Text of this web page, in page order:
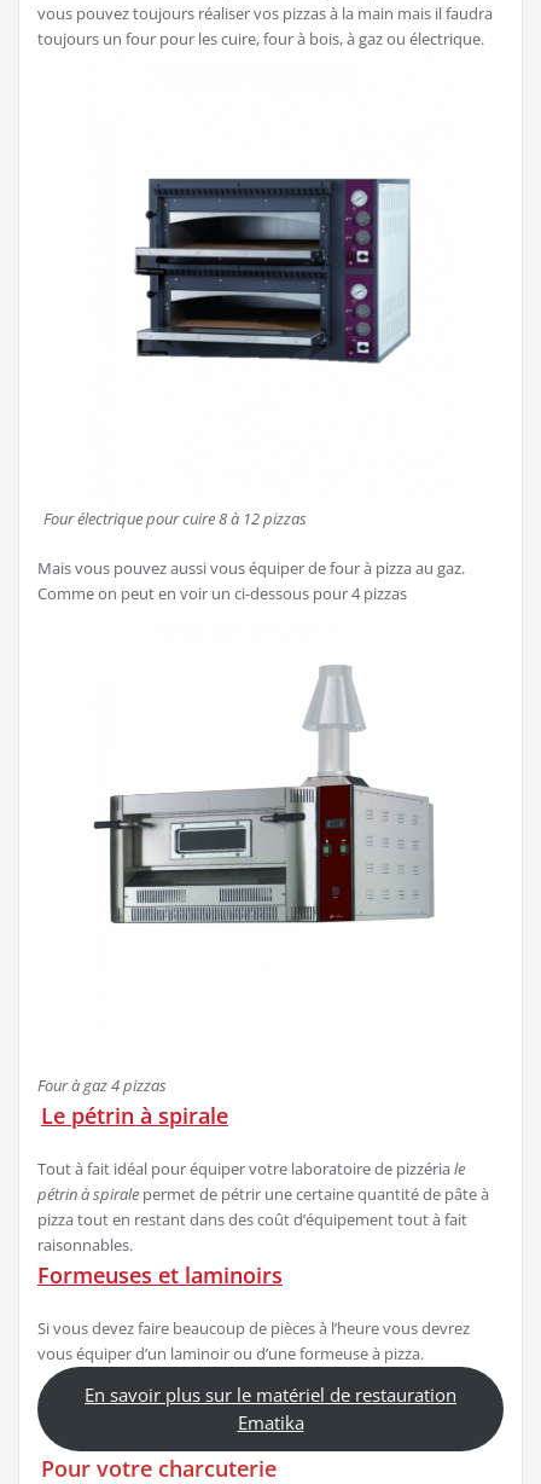
vous pouvez toujours réaliser vos pizzas à la main mais il faudra
toujours un four pour les cuire, four à bois, à gaz ou électrique.
Four électrique pour cuire 8 à 12 pizzas
Mais vous pouvez aussi vous équiper de four à pizza au gaz.
Comme on peut en voir un ci-dessous pour 4 pizzas
Four à gaz 4 pizzas
Le pétrin à spirale
Tout à fait idéal pour équiper votre laboratoire de pizzériale
pétrin à spirale permet de pétrir une certaine quantité de pâte à
pizza tout en restant dans des coût d’équipement tout à fait
raisonnables.
Formeuses et laminoirs
Si vous devez faire beaucoup de pièces à l’heure vous devrez
vous équiper d’un laminoir ou d’une formeuse à pizza.
En savoir plus sur le matériel de restauration
Ematika
Pour votre charcuterie